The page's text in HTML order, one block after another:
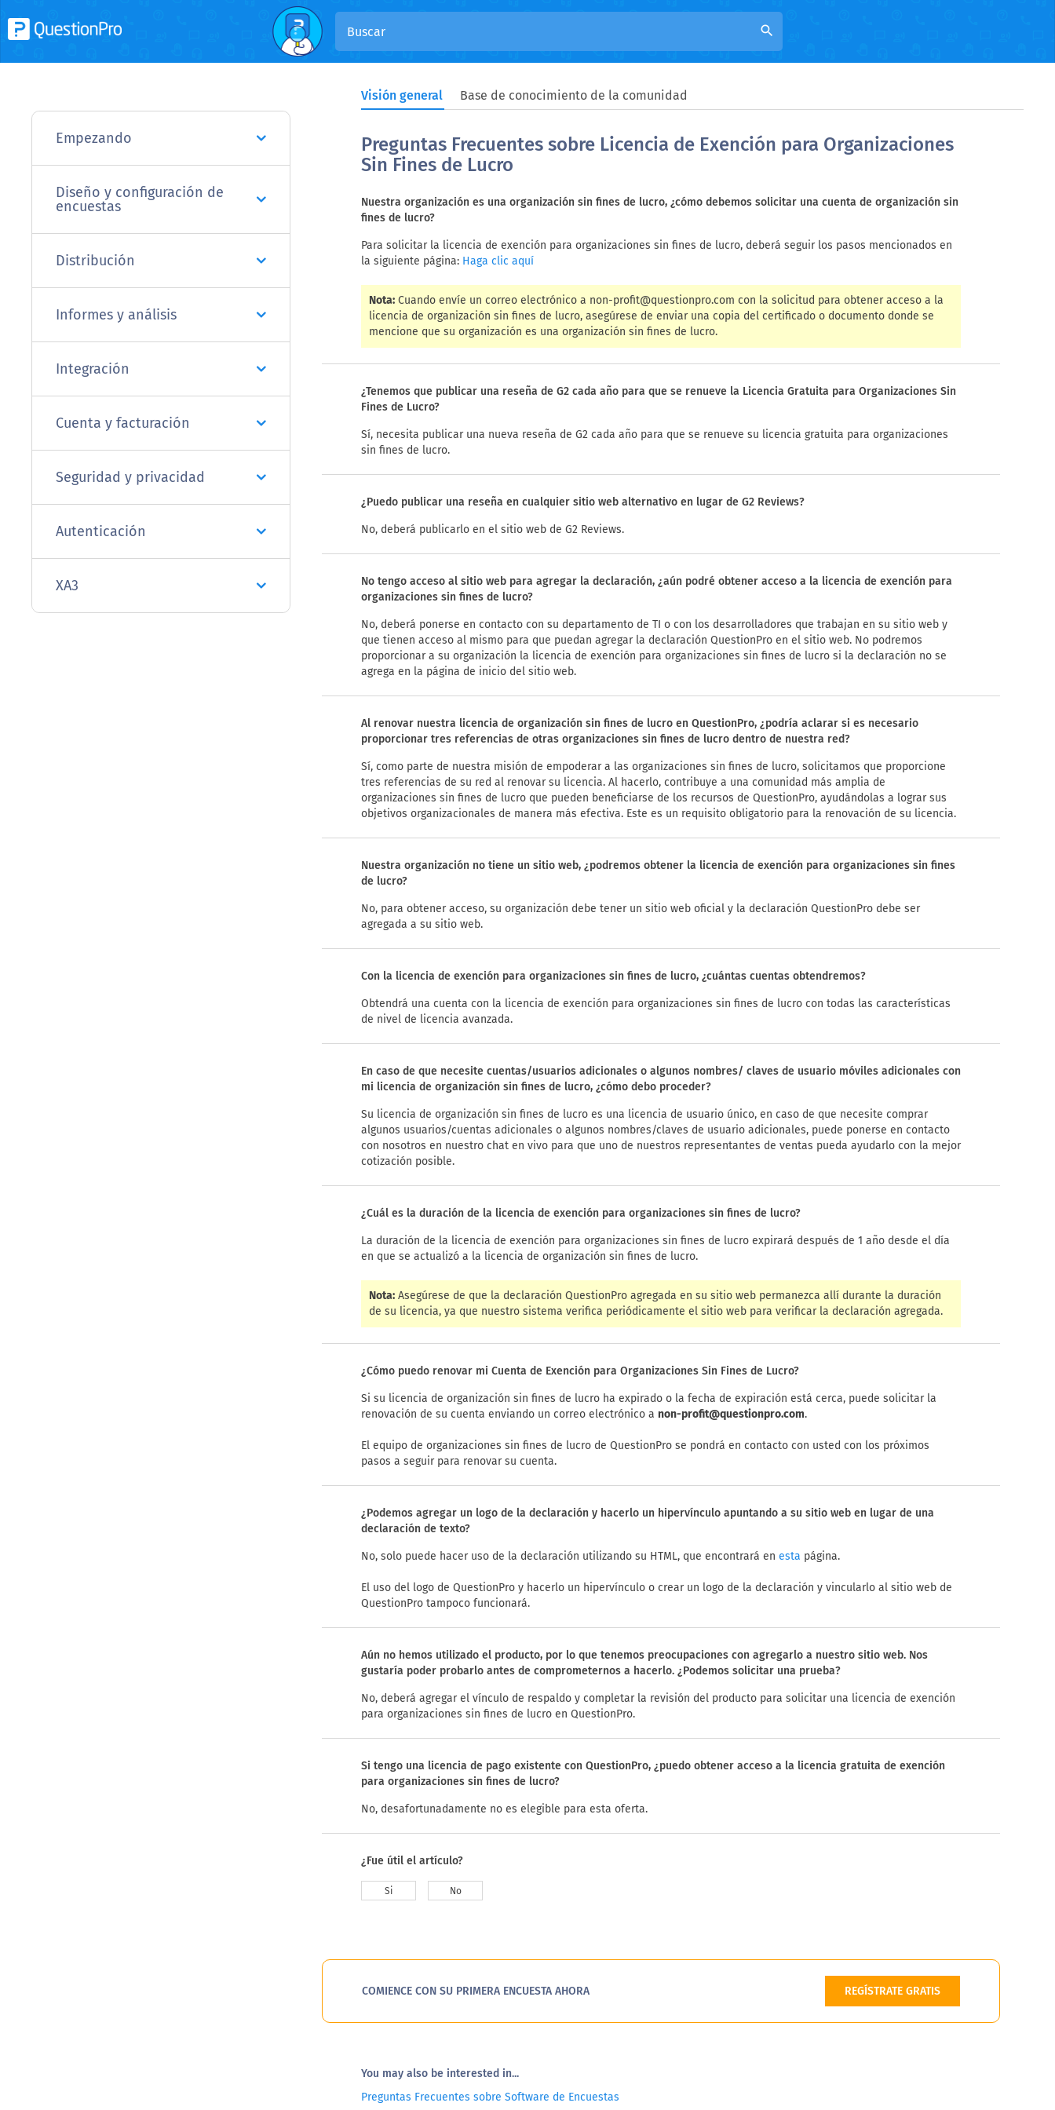
search
Visión general Base de conocimiento de la comunidad
Empezando
Diseño y configuración de
encuestas
Distribución
Informes y análisis
Integración
Cuenta y facturación
Seguridad y privacidad
Autenticación
XA3
Preguntas Frecuentes sobre Licencia de Exención para Organizaciones
Sin Fines de Lucro
Nuestra organización es una organización sin fines de lucro, ¿cómo debemos solicitar una cuenta de organización sin
fines de lucro?
Para solicitar la licencia de exención para organizaciones sin fines de lucro, deberá seguir los pasos mencionados en
la siguiente página: Haga clic aquí
Nota: Cuando envíe un correo electrónico a non-profit@questionpro.com con la solicitud para obtener acceso a la
licencia de organización sin fines de lucro, asegúrese de enviar una copia del certificado o documento donde se
mencione que su organización es una organización sin fines de lucro.
¿Tenemos que publicar una reseña de G2 cada año para que se renueve la Licencia Gratuita para Organizaciones Sin
Fines de Lucro?
Sí, necesita publicar una nueva reseña de G2 cada año para que se renueve su licencia gratuita para organizaciones
sin fines de lucro.
¿Puedo publicar una reseña en cualquier sitio web alternativo en lugar de G2 Reviews?
No, deberá publicarlo en el sitio web de G2 Reviews.
No tengo acceso al sitio web para agregar la declaración, ¿aún podré obtener acceso a la licencia de exención para
organizaciones sin fines de lucro?
No, deberá ponerse en contacto con su departamento de TI o con los desarrolladores que trabajan en su sitio web y
que tienen acceso al mismo para que puedan agregar la declaración QuestionPro en el sitio web. No podremos
proporcionar a su organización la licencia de exención para organizaciones sin fines de lucro si la declaración no se
agrega en la página de inicio del sitio web.
Al renovar nuestra licencia de organización sin fines de lucro en QuestionPro, ¿podría aclarar si es necesario
proporcionar tres referencias de otras organizaciones sin fines de lucro dentro de nuestra red?
Sí, como parte de nuestra misión de empoderar a las organizaciones sin fines de lucro, solicitamos que proporcione
tres referencias de su red al renovar su licencia. Al hacerlo, contribuye a una comunidad más amplia de
organizaciones sin fines de lucro que pueden beneficiarse de los recursos de QuestionPro, ayudándolas a lograr sus
objetivos organizacionales de manera más efectiva. Este es un requisito obligatorio para la renovación de su licencia.
Nuestra organización no tiene un sitio web, ¿podremos obtener la licencia de exención para organizaciones sin fines
de lucro?
No, para obtener acceso, su organización debe tener un sitio web oficial y la declaración QuestionPro debe ser
agregada a su sitio web.
Con la licencia de exención para organizaciones sin fines de lucro, ¿cuántas cuentas obtendremos?
Obtendrá una cuenta con la licencia de exención para organizaciones sin fines de lucro con todas las características
de nivel de licencia avanzada.
En caso de que necesite cuentas/usuarios adicionales o algunos nombres/ claves de usuario móviles adicionales con
mi licencia de organización sin fines de lucro, ¿cómo debo proceder?
Su licencia de organización sin fines de lucro es una licencia de usuario único, en caso de que necesite comprar
algunos usuarios/cuentas adicionales o algunos nombres/claves de usuario adicionales, puede ponerse en contacto
con nosotros en nuestro chat en vivo para que uno de nuestros representantes de ventas pueda ayudarlo con la mejor
cotización posible.
¿Cuál es la duración de la licencia de exención para organizaciones sin fines de lucro?
La duración de la licencia de exención para organizaciones sin fines de lucro expirará después de 1 año desde el día
en que se actualizó a la licencia de organización sin fines de lucro.
Nota: Asegúrese de que la declaración QuestionPro agregada en su sitio web permanezca allí durante la duración
de su licencia, ya que nuestro sistema verifica periódicamente el sitio web para verificar la declaración agregada.
¿Cómo puedo renovar mi Cuenta de Exención para Organizaciones Sin Fines de Lucro?
Si su licencia de organización sin fines de lucro ha expirado o la fecha de expiración está cerca, puede solicitar la
renovación de su cuenta enviando un correo electrónico a non-profit@questionpro.com.
El equipo de organizaciones sin fines de lucro de QuestionPro se pondrá en contacto con usted con los próximos
pasos a seguir para renovar su cuenta.
¿Podemos agregar un logo de la declaración y hacerlo un hipervínculo apuntando a su sitio web en lugar de una
declaración de texto?
No, solo puede hacer uso de la declaración utilizando su HTML, que encontrará en esta página.
El uso del logo de QuestionPro y hacerlo un hipervínculo o crear un logo de la declaración y vincularlo al sitio web de
QuestionPro tampoco funcionará.
Aún no hemos utilizado el producto, por lo que tenemos preocupaciones con agregarlo a nuestro sitio web. Nos
gustaría poder probarlo antes de comprometernos a hacerlo. ¿Podemos solicitar una prueba?
No, deberá agregar el vínculo de respaldo y completar la revisión del producto para solicitar una licencia de exención
para organizaciones sin fines de lucro en QuestionPro.
Si tengo una licencia de pago existente con QuestionPro, ¿puedo obtener acceso a la licencia gratuita de exención
para organizaciones sin fines de lucro?
No, desafortunadamente no es elegible para esta oferta.
¿Fue útil el artículo?
Si No
COMIENCE CON SU PRIMERA ENCUESTA AHORA REGÍSTRATE GRATIS
You may also be interested in...
Preguntas Frecuentes sobre Software de Encuestas